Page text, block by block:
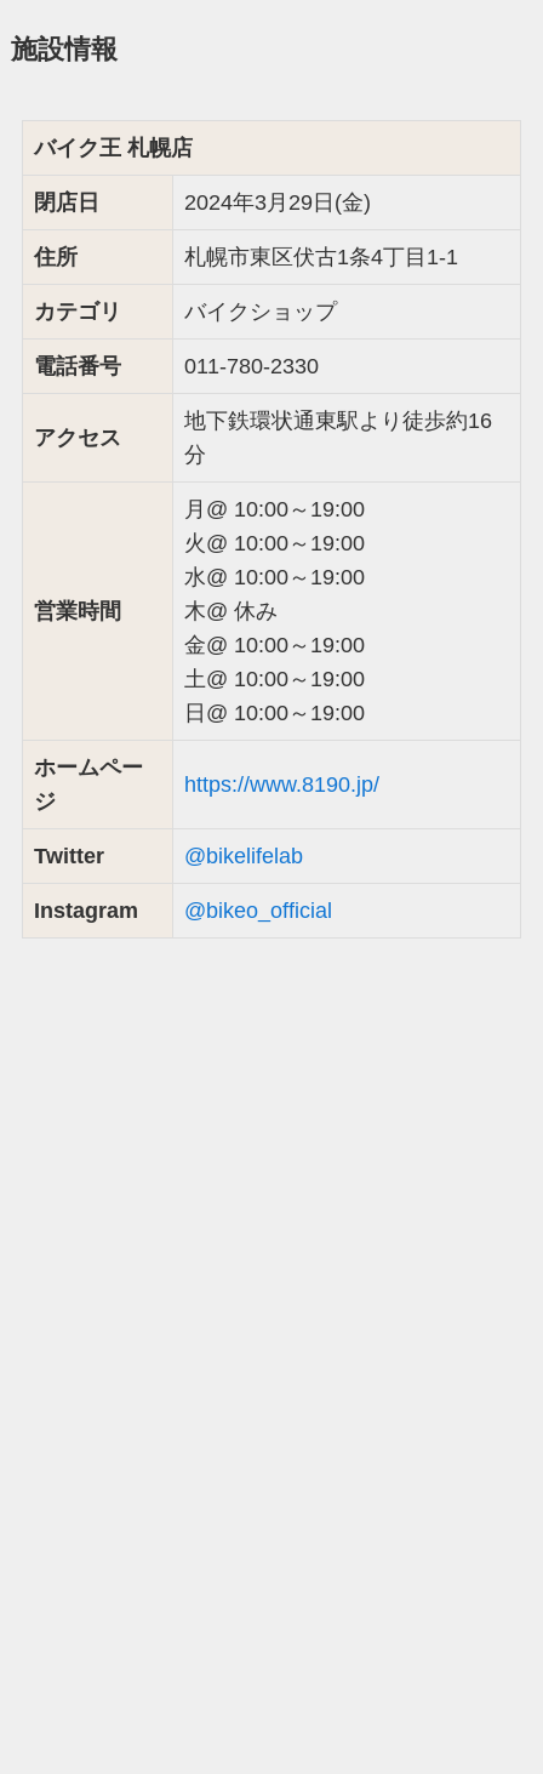
施設情報
バイク王 札幌店
閉店日 2024年3月29日(金)
住所 札幌市東区伏古1条4丁目1-1
カテゴリ バイクショップ
電話番号 011-780-2330
アクセス
地下鉄環状通東駅より徒歩約16
分
営業時間
月@ 10:00～19:00
火@ 10:00～19:00
水@ 10:00～19:00
木@ 休み
金@ 10:00～19:00
土@ 10:00～19:00
日@ 10:00～19:00
ホームペー
ジ
https://www.8190.jp/
Twitter @bikelifelab
Instagram @bikeo_official